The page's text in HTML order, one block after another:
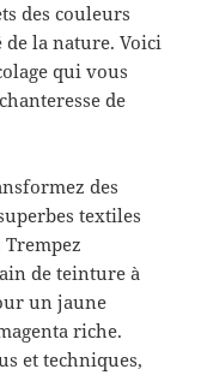
des couleurs
de la nature. Voici
qui vous
de
des
textiles
de teinture à
un jaune
riche.
et techniques,